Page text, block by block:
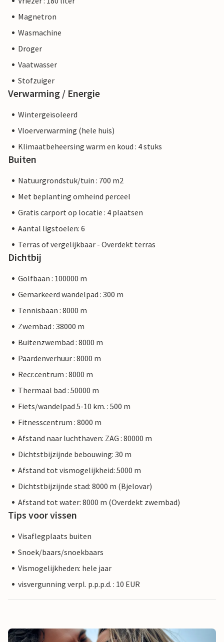
Magnetron
Wasmachine
Droger
Vaatwasser
Stofzuiger
Verwarming / Energie
Wintergeïsoleerd
Vloerverwarming (hele huis)
Klimaatbeheersing warm en koud : 4 stuks
Buiten
Natuurgrondstuk/tuin : 700 m2
Met beplanting omheind perceel
Gratis carport op locatie : 4 plaatsen
Aantal ligstoelen: 6
Terras of vergelijkbaar - Overdekt terras
Dichtbij
Golfbaan : 100000 m
Gemarkeerd wandelpad : 300 m
Tennisbaan : 8000 m
Zwembad : 38000 m
Buitenzwembad : 8000 m
Paardenverhuur : 8000 m
Recr.centrum : 8000 m
Thermaal bad : 50000 m
Fiets/wandelpad 5-10 km. : 500 m
Fitnesscentrum : 8000 m
Afstand naar luchthaven: ZAG : 80000 m
Dichtstbijzijnde bebouwing: 30 m
Afstand tot vismogelijkheid: 5000 m
Dichtstbijzijnde stad: 8000 m (Bjelovar)
Afstand tot water: 8000 m (Overdekt zwembad)
Tips voor vissen
Visaflegplaats buiten
Snoek/baars/snoekbaars
Vismogelijkheden: hele jaar
visvergunning verpl. p.p.p.d. : 10 EUR